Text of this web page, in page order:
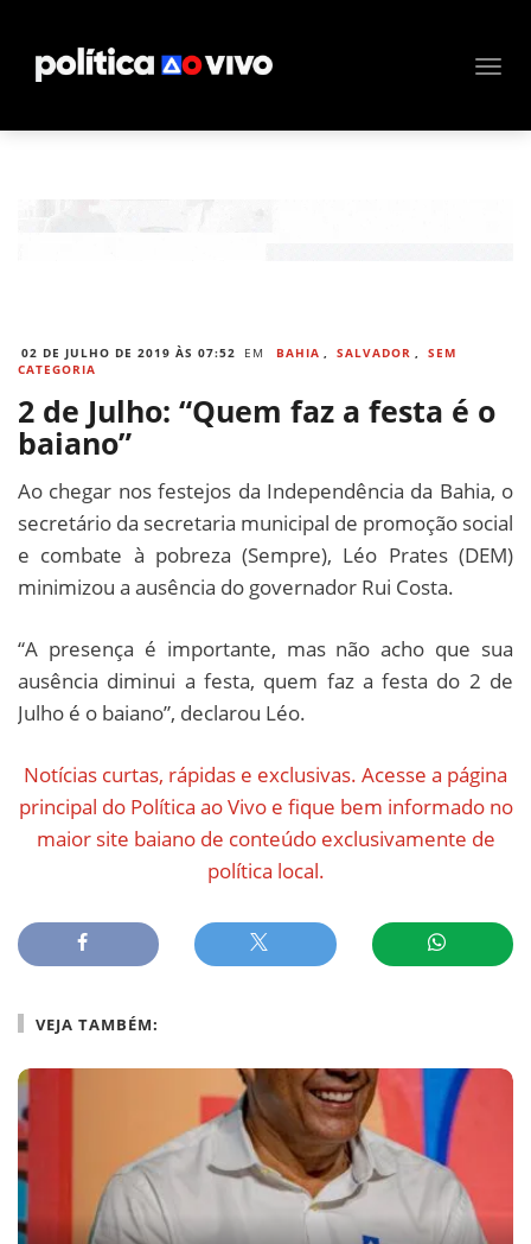
02 DE JULHO DE 2019 ÀS 07:52 EM BAHIA , SALVADOR ,
SEM
CATEGORIA
2 de Julho: “Quem faz a festa é o
baiano”
Ao chegar nos festejos da Independência da Bahia, o
secretário da secretaria municipal de promoção social
e combate à pobreza (Sempre), Léo Prates (DEM)
minimizou a ausência do governador Rui Costa.
“A presença é importante, mas não acho que sua
ausência diminui a festa, quem faz a festa do 2 de
Julho é o baiano”, declarou Léo.
Notícias curtas, rápidas e exclusivas. Acesse a página
principal do Política ao Vivo e fique bem informado no
maior site baiano de conteúdo exclusivamente de
política local.
VEJA TAMBÉM: